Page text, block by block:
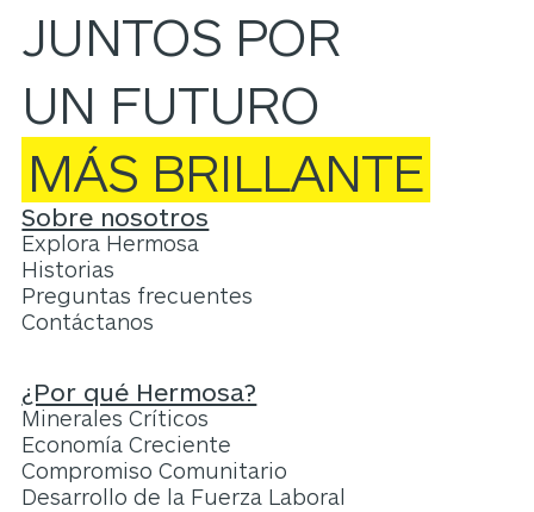
JUNTOS POR
UN FUTURO
MÁS BRILLANTE
Sobre nosotros
Explora Hermosa
Historias
Preguntas frecuentes
Contáctanos
¿Por qué Hermosa?
Minerales Críticos
Economía Creciente
Compromiso Comunitario
Desarrollo de la Fuerza Laboral